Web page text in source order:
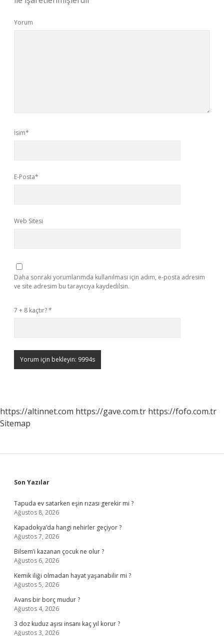
Yorum
İsim*
E-Posta*
Web Sitesi
Daha sonraki yorumlarımda kullanılması için adım, e-posta adresim
ve site adresim bu tarayıcıya kaydedilsin.
7 + 8 kaçtır?*
https://altinnet.com https://gave.com.tr https://fofo.com.tr
Sitemap
Sidebar
Son Yazılar
Tapuda ev satarken eşin rızası gerekir mi ?
Ağustos 8, 2026
Kapadokya’da hangi nehirler geçiyor ?
Ağustos 7, 2026
Bilsem’i kazanan çocuk ne olur ?
Ağustos 6, 2026
Kemik iliği olmadan hayat yaşanabilir mi ?
Ağustos 5, 2026
Avans bir borç mudur ?
Ağustos 4, 2026
3 doz kuduz aşısı insanı kaç yıl korur ?
Ağustos 3, 2026